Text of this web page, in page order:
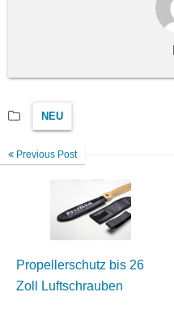
NEU
Previous Post
Propellerschutz bis 26
Zoll Luftschrauben